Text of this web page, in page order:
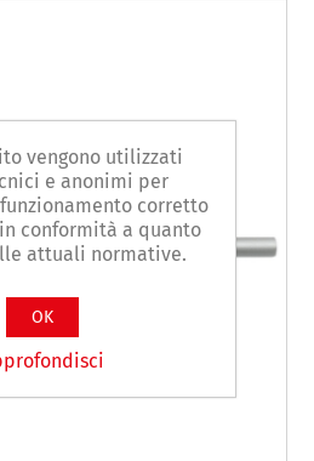
vengono utilizzati
e anonimi per
corretto
conformità a quanto
attuali normative.
OK